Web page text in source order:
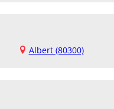
Albert (80300)